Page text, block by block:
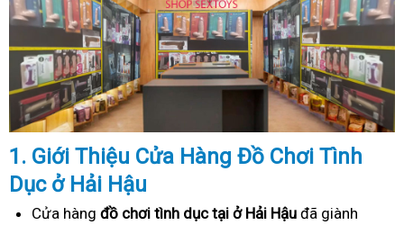
1. Giới Thiệu Cửa Hàng Đồ Chơi Tình
Dục ở Hải Hậu
Cửa hàng đồ chơi tình dục tại ở Hải Hậu đã giành